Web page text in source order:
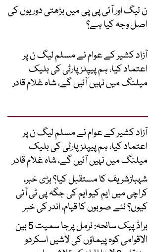
ن لیگ اور آئی پی پی میں بڑھتی دوریوں کی
اصل وجہ کیا ہے؟
آزاد کشیر کے عوام نے مسلم لیگ ن پر
اعتماد کیا، ہم پیپلز پارٹی کی بلیک
میلنگ میں نہیں آئیں گے، شاہ غلام قادر
آزاد کشیر کے عوام نے مسلم لیگ ن پر
اعتماد کیا، ہم پیپلز پارٹی کی بلیک
میلنگ میں نہیں آئیں گے، شاہ غلام قادر
شہبازشریف کا مستقبل کیا؟ بڑی خبر،
کراچی میں ایم کیو ایم کی جگہ پی ٹی آئی
کیوں؟ نئے صوبوں کا قیام، اندر کی خبر
براڈ پیک سانحہ: نرمل پرجا سمیت 5 بین
الاقوامی کوہ پیماؤں کی لاشیں اسکردو